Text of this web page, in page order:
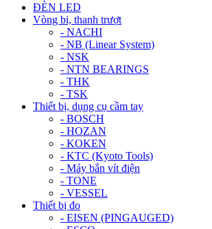
ĐÈN LED
Vòng bi, thanh trượt
- NACHI
- NB (Linear System)
- NSK
- NTN BEARINGS
- THK
- TSK
Thiết bị, dụng cụ cầm tay
- BOSCH
- HOZAN
- KOKEN
- KTC (Kyoto Tools)
- Máy bắn vít điện
- TONE
- VESSEL
Thiết bị đo
- EISEN (PINGAUGED)